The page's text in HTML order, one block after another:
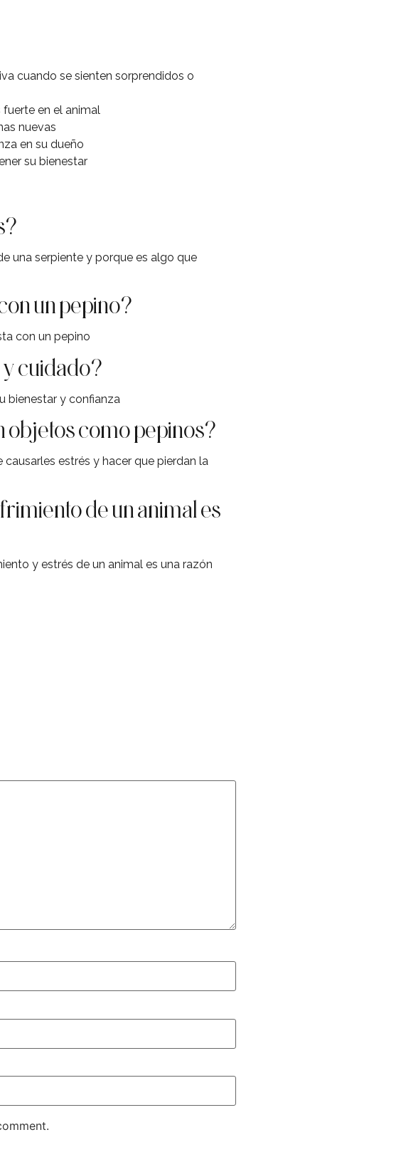
cuando se sienten sorprendidos o
en el animal
nuevas
en su dueño
su bienestar
una serpiente y porque es algo que
un pepino?
con un pepino
cuidado?
bienestar y confianza
objetos como pepinos?
estrés y hacer que pierdan la
de un animal es
y estrés de un animal es una razón